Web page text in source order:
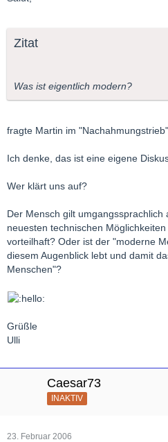
Zitat
Was ist eigentlich modern?
fragte Martin im
Ich denke, das ist eine eigene
Wer klärt uns auf?
Der Mensch gilt
neuesten technischen
vorteilhaft? Oder ist der "moderne
diesem Augenblick lebt und damit
Menschen"?
Grüßle
Ulli
Caesar73
INAKTIV
23. Februar 2006